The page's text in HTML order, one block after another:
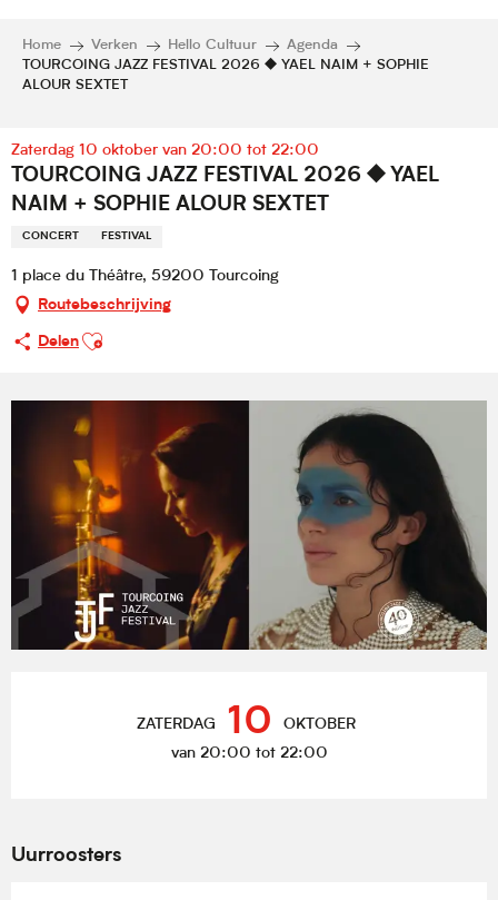
Home Verken Hello Cultuur
Agenda
TOURCOING JAZZ FESTIVAL 2026 ⯁ YAEL NAIM + SOPHIE
ALOUR SEXTET
Zaterdag 10 oktober van 20:00 tot 22:00
TOURCOING JAZZ FESTIVAL 2026 ⯁ YAEL
NAIM + SOPHIE ALOUR SEXTET
CONCERT FESTIVAL
1 place du Théâtre, 59200 Tourcoing
Routebeschrijving
Delen
Ajouter aux favoris
ZATERDAG 10 OKTOBER
van 20:00 tot 22:00
Uurroosters